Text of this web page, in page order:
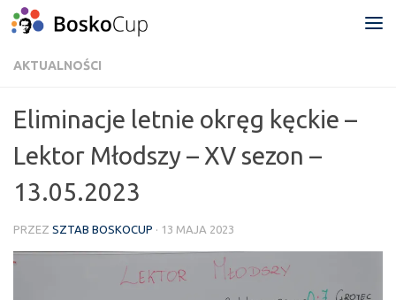
Przejdź do treści
AKTUALNOŚCI
Eliminacje letnie okręg kęckie –
Lektor Młodszy – XV sezon –
13.05.2023
PRZEZ SZTAB BOSKOCUP · 13 MAJA 2023